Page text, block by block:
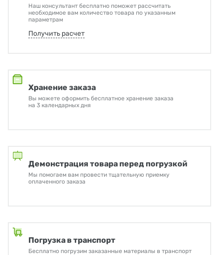
Наш консультант бесплатно поможет рассчитать
необходимое вам количество товара по указанным
параметрам
Получить расчет
Хранение заказа
Вы можете оформить бесплатное хранение заказа
на 3 календарных дня
Демонстрация товара перед погрузкой
Мы помогаем вам провести тщательную приемку
оплаченного заказа
Погрузка в транспорт
Бесплатно погрузим заказанные материалы в транспорт